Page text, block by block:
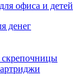
офиса и детей
денег